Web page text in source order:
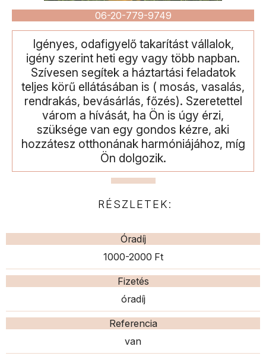
06-20-779-9749
Igényes, odafigyelő takarítást vállalok,
igény szerint heti egy vagy több napban.
Szívesen segítek a háztartási feladatok
teljes körű ellátásában is ( mosás, vasalás,
rendrakás, bevásárlás, főzés). Szeretettel
várom a hívását, ha Ön is úgy érzi,
szüksége van egy gondos kézre, aki
hozzátesz otthonának harmóniájához, míg
Ön dolgozik.
RÉSZLETEK:
Óradíj
1000-2000 Ft
Fizetés
óradíj
Referencia
van